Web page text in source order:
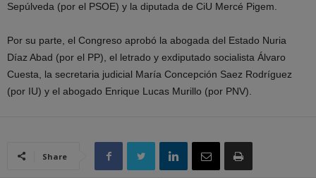
Sepúlveda (por el PSOE) y la diputada de CiU Mercé Pigem.
Por su parte, el Congreso aprobó la abogada del Estado Nuria
Díaz Abad (por el PP), el letrado y exdiputado socialista Álvaro
Cuesta, la secretaria judicial María Concepción Saez Rodríguez
(por IU) y el abogado Enrique Lucas Murillo (por PNV).
Share